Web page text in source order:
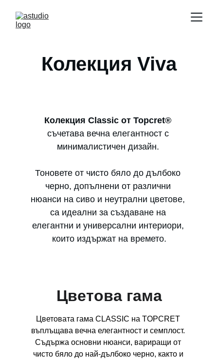
Колекция Viva
Колекция Classic от Topcret®
съчетава вечна елегантност с
минималистичен дизайн.
Тоновете от чисто бяло до дълбоко
черно, допълнени от различни
нюанси на сиво и неутрални цветове,
са идеални за създаване на
елегантни и универсални интериори,
които издържат на времето.
Цветова гама
Цветовата гама CLASSIC на TOPCRET
въплъщава вечна елегантност и семплост.
Съдържа основни нюанси, вариращи от
чисто бяло до най-дълбоко черно, както и